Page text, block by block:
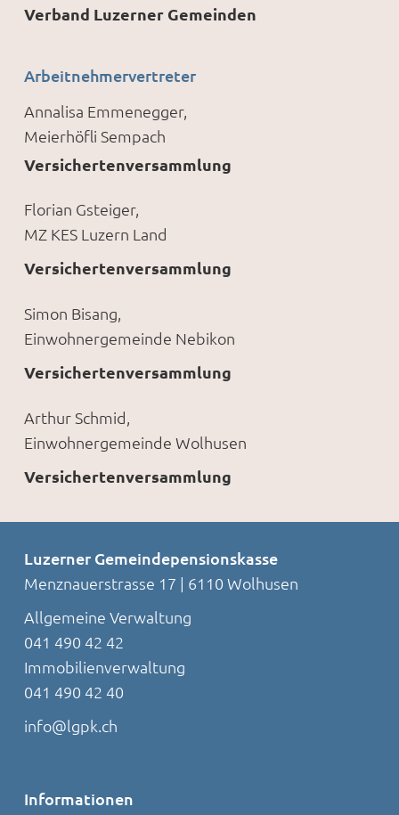
Verband Luzerner Gemeinden
Arbeitnehmervertreter
Annalisa Emmenegger,­­­­­
Meierhöfli Sempach
Versichertenversammlung
Florian Gsteiger,
MZ KES Luzern Land
Versichertenversammlung
Simon Bisang,
Einwohnergemeinde Nebikon
Versichertenversammlung
Arthur Schmid,
Einwohnergemeinde Wolhusen
Versichertenversammlung
Luzerner Gemeindepensionskasse
Menznauerstrasse 17 | 6110 Wolhusen
Allgemeine Verwaltung
041 490 42 42
Immobilienverwaltung
041 490 42 40
info@lgpk.ch
Informationen